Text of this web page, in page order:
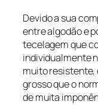
Devido a sua
entre algodão e
tecelagem que
individualmente
muito resistente,
grosso que o
de muita